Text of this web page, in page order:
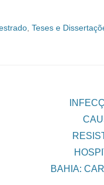
Teses e
BAHIA: